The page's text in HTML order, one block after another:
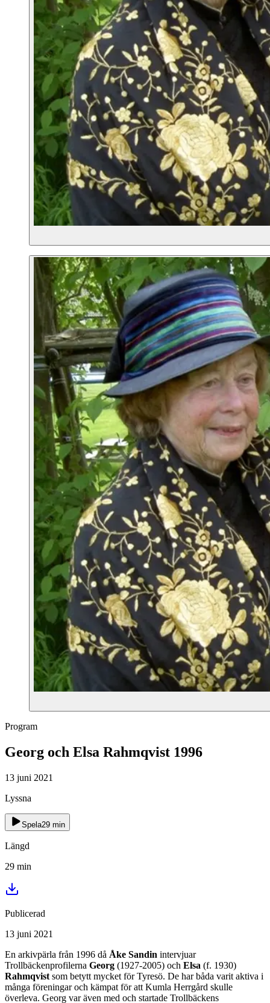
Program
Georg och Elsa Rahmqvist 1996
13 juni 2021
Lyssna
Spela29 min
Längd
29 min
Publicerad
13 juni 2021
En arkivpärla från 1996 då Åke Sandin intervjuar
Trollbäckenprofilerna Georg (1927-2005) och Elsa (f. 1930)
Rahmqvist som betytt mycket för Tyresö. De har båda varit aktiva i
många föreningar och kämpat för att Kumla Herrgård skulle
överleva. Georg var även med och startade Trollbäckens